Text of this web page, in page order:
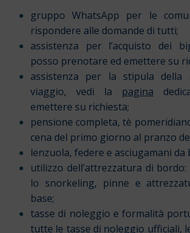
gruppo WhatsApp per le
rispondere alle domande di tutti;
assistenza per l’acquisto dei
posso prenotare ed emettere su
assistenza per la stipula della
viaggio, vedi la pagina
emettere su richiesta;
pensione completa, tè
cena del primo giorno al pranzo
lenzuola, federe e asciugamani da
utilizzo dell’attrezzatura di
lo snorkeling, pinne e
base;
tasse di noleggio e formalità
tutte le tasse di noleggio ufficiali,